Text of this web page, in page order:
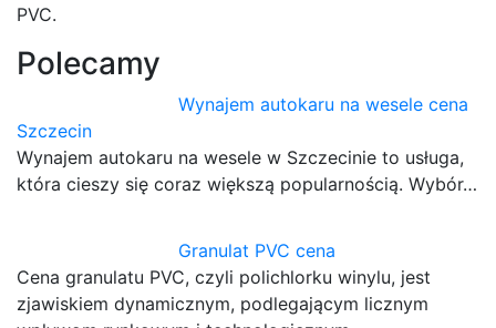
PVC.
Polecamy
Wynajem autokaru na wesele cena
Szczecin
Wynajem autokaru na wesele w Szczecinie to usługa,
która cieszy się coraz większą popularnością. Wybór…
Granulat PVC cena
Cena granulatu PVC, czyli polichlorku winylu, jest
zjawiskiem dynamicznym, podlegającym licznym